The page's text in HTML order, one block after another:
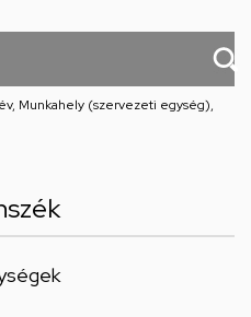
Munkahely (szervezeti egység),